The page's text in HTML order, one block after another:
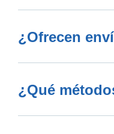
¿Ofrecen
¿Qué